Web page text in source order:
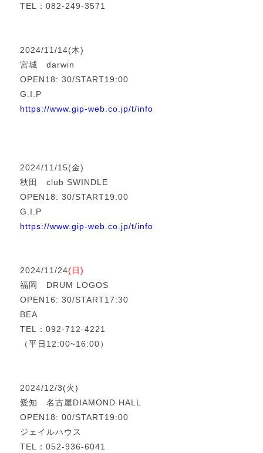
TEL：082-249-3571
2024/11/14(木)
宮城 darwin
OPEN18: 30/START19:00
G.I.P
https://www.gip-web.co.jp/t/info
2024/11/15(金)
秋田 club SWINDLE
OPEN18: 30/START19:00
G.I.P
https://www.gip-web.co.jp/t/info
2024/11/24(日)
福岡 DRUM LOGOS
OPEN16: 30/START17:30
BEA
TEL：092-712-4221
（平日12:00~16:00）
2024/12/3(火)
愛知 名古屋DIAMOND HALL
OPEN18: 00/START19:00
ジェイルハウス
TEL：052-936-6041